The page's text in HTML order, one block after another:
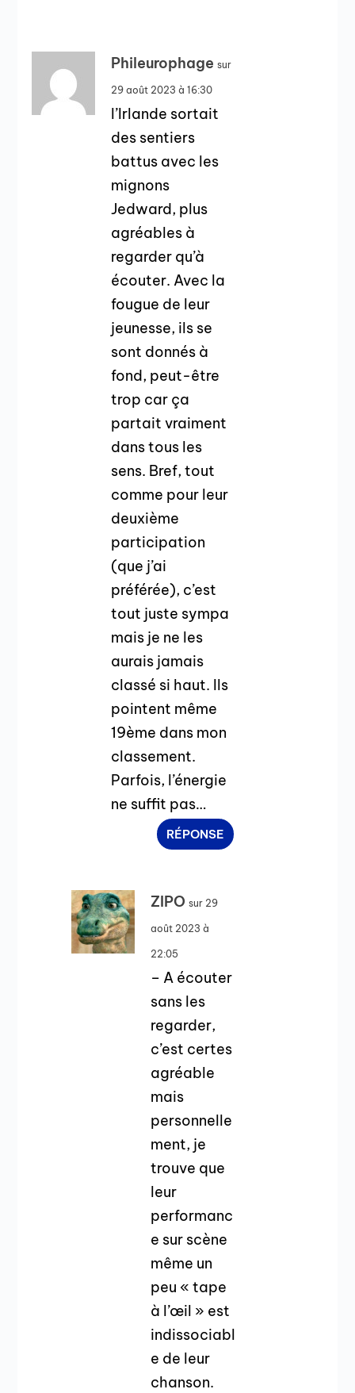
Phileurophage sur
29 août 2023 à 16:30
l’Irlande sortait
des sentiers
battus avec les
mignons
Jedward, plus
agréables à
regarder qu’à
écouter. Avec la
fougue de leur
jeunesse, ils se
sont donnés à
fond, peut-être
trop car ça
partait vraiment
dans tous les
sens. Bref, tout
comme pour leur
deuxième
participation
(que j’ai
préférée), c’est
tout juste sympa
mais je ne les
aurais jamais
classé si haut. Ils
pointent même
19ème dans mon
classement.
Parfois, l’énergie
ne suffit pas…
RÉPONSE
ZIPO sur 29
août 2023 à
22:05
– A écouter
sans les
regarder,
c’est certes
agréable
mais
personnelle
ment, je
trouve que
leur
performanc
e sur scène
même un
peu « tape
à l’œil » est
indissociabl
e de leur
chanson.